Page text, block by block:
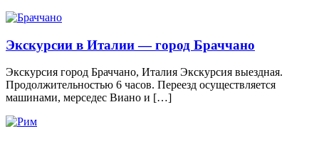
Экскурсии в Италии — город Браччано
Экскурсия город Браччано, Италия Экскурсия выездная.
Продолжительностью 6 часов. Переезд осуществляется
машинами, мерседес Виано и […]